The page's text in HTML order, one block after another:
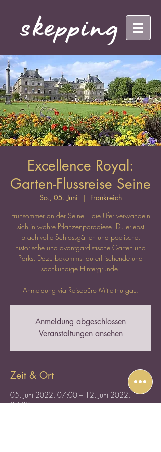
Excellence Royal:
Garten-Flussreise Seine
So., 05. Juni
  |
Frankreich
Frühsommer an der Seine – die Ufer verwandeln
sich in wahre Pflanzenparadiese. Du erlebst
prachtvolle Schlossgärten und poetische,
historische und avantgardistische Gärten und
Parks. Dazu bekommst du erfrischende und
sachkundige Hintergründe.
Anmeldung via Reisebüro Mittelthurgau.
Anmeldung abgeschlossen
Veranstaltungen ansehen
Zeit & Ort
05. Juni 2022, 07:00 – 12. Juni 2022,
07:00